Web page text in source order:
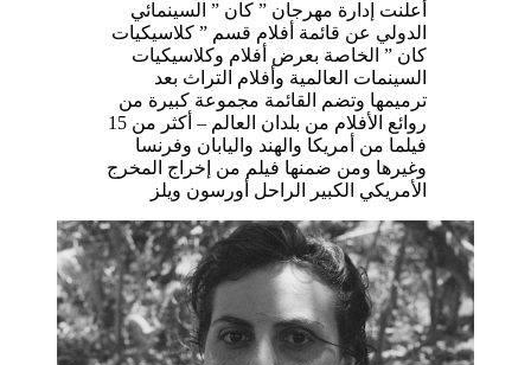
أعلنت إدارة مهرجان ” كان ” السينمائي
الدولي عن قائمة أفلام قسم ” كلاسيكيات
كان ” الخاصة بعرض أفلام وكلاسيكيات
السينمات العالمية وأفلام التراث بعد
ترميمها وتضم القائمة مجموعة كبيرة من
روائع الأفلام من بلدان العالم – أكثر من 15
فيلما من أمريكا والهند واليابان وفرنسا
وغيرها ومن ضمنها فيلم من إخراج المخرج
الأمريكي الكبير الراحل أورسون ويلز